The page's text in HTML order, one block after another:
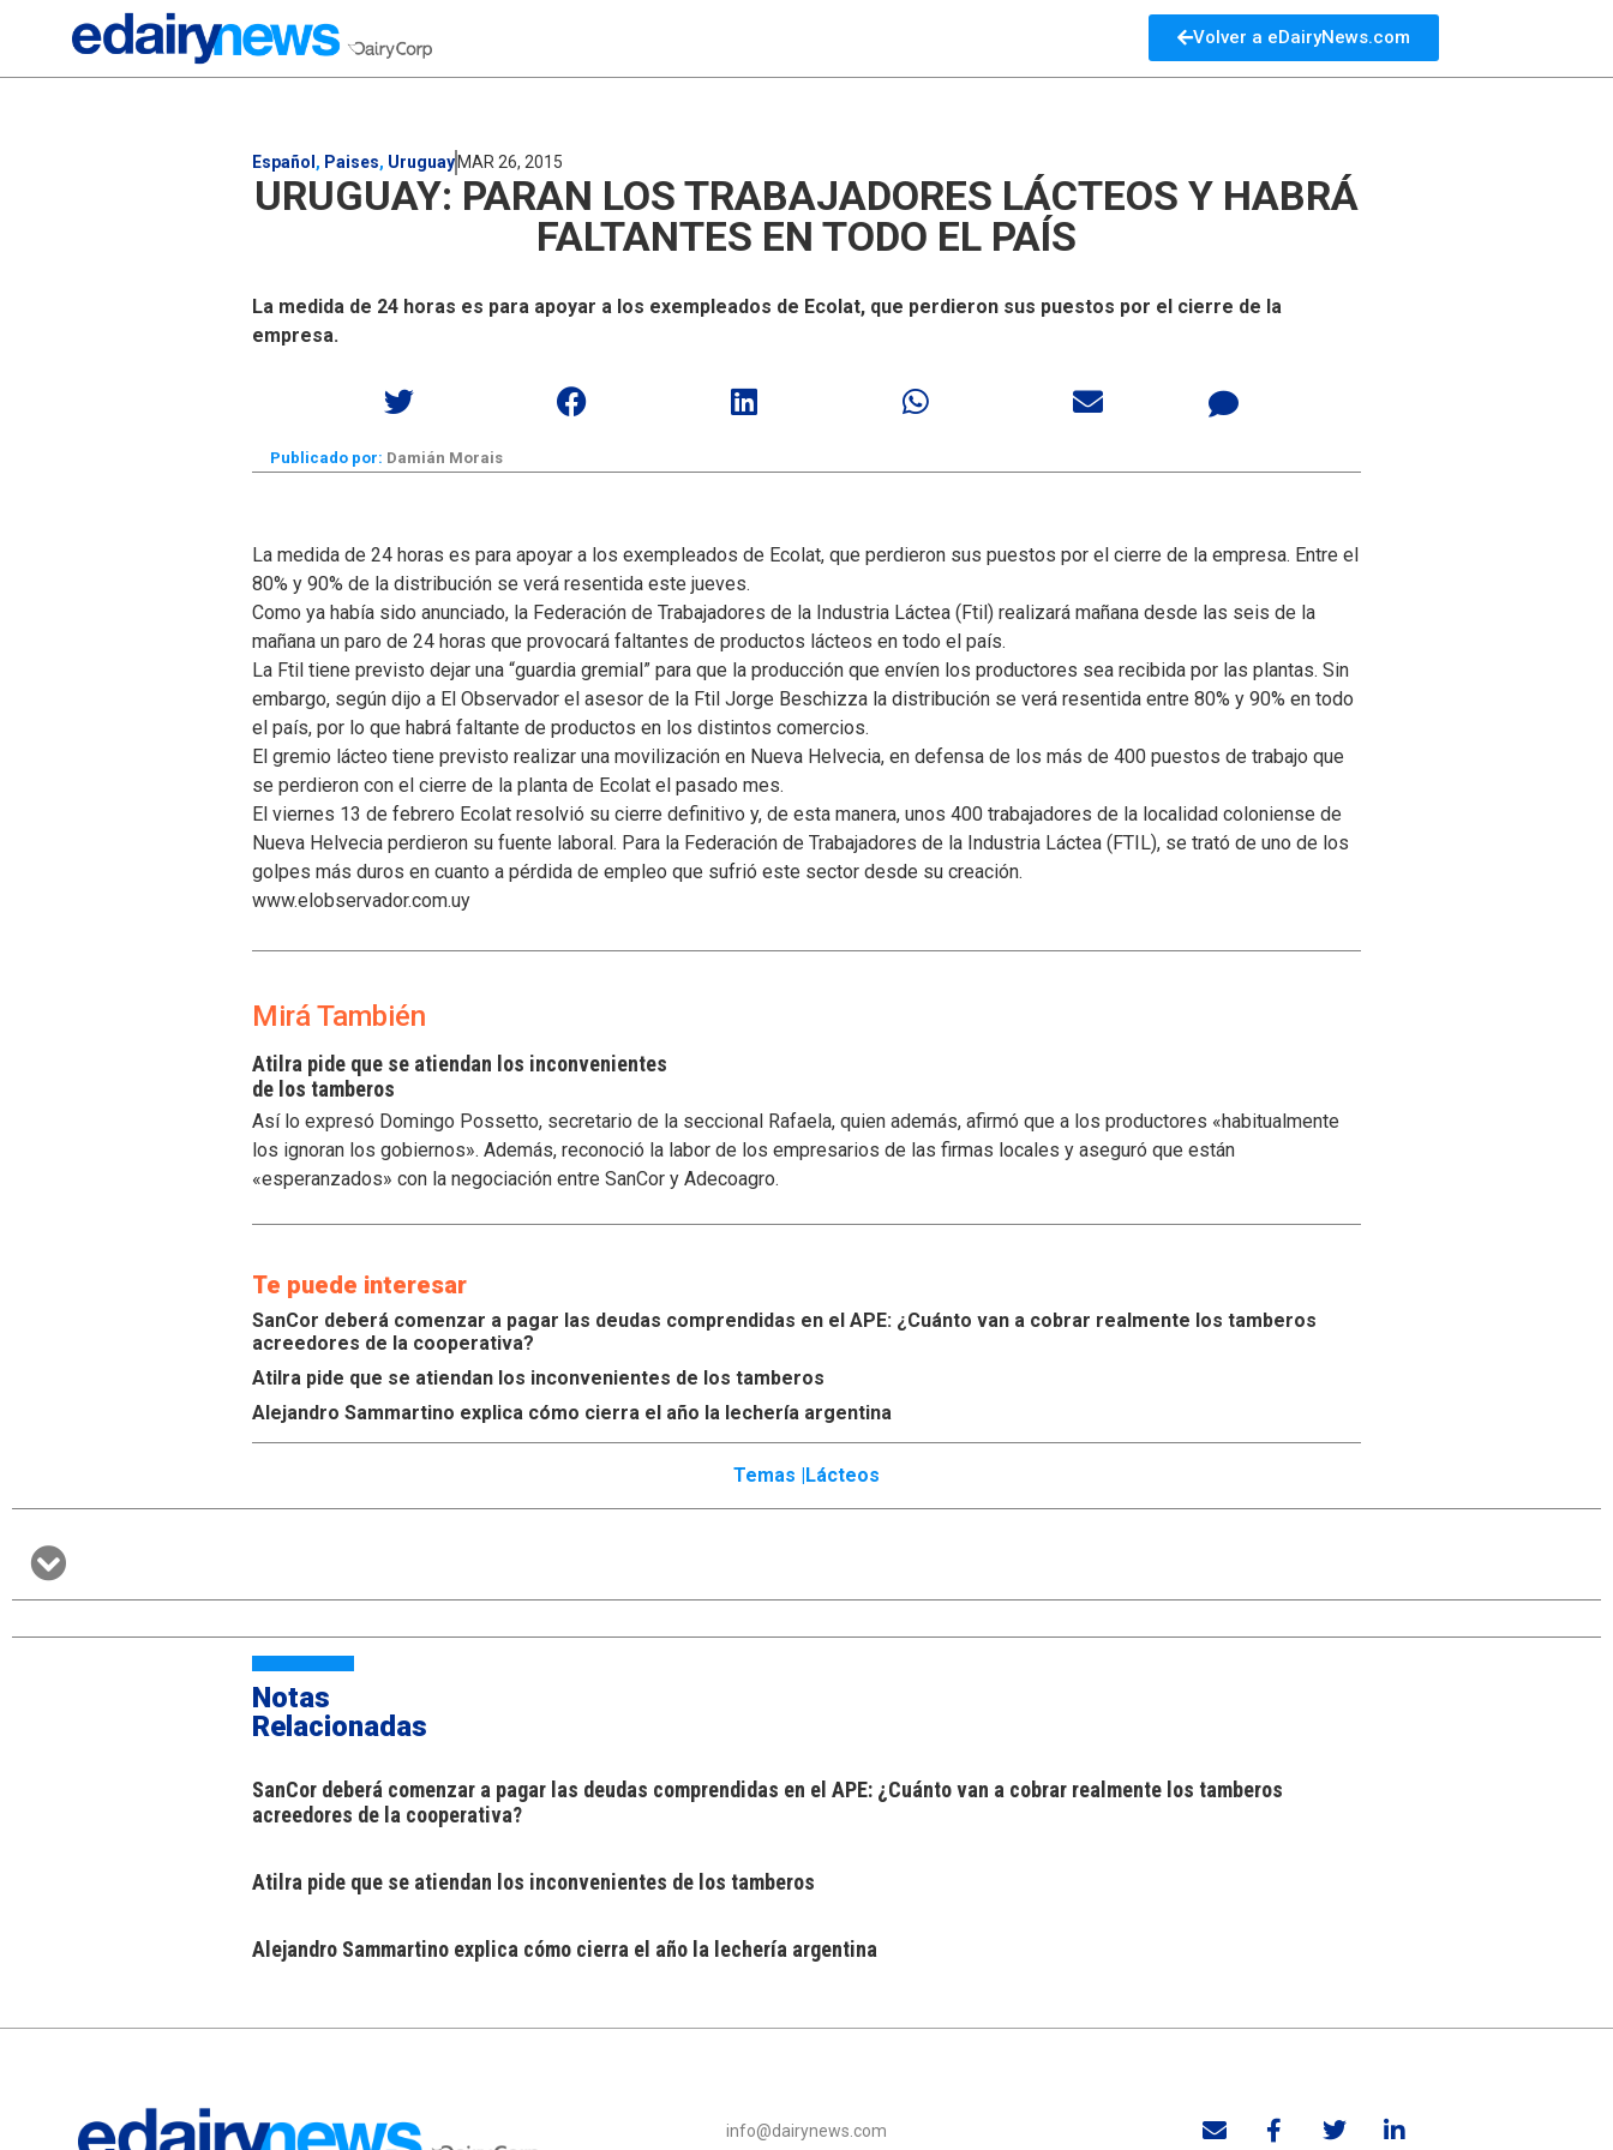
Volver a eDairyNews.com
Español , Paises, Uruguay MAR 26, 2015
URUGUAY: PARAN LOS TRABAJADORES LÁCTEOS Y HABRÁ
FALTANTES EN TODO EL PAÍS
La medida de 24 horas es para apoyar a los exempleados de Ecolat, que perdieron sus puestos por el cierre de la
empresa.
Publicado por: Damián Morais
La medida de 24 horas es para apoyar a los exempleados de Ecolat, que perdieron sus puestos por el cierre de la empresa. Entre el
80% y 90% de la distribución se verá resentida este jueves.
Como ya había sido anunciado, la Federación de Trabajadores de la Industria Láctea (Ftil) realizará mañana desde las seis de la
mañana un paro de 24 horas que provocará faltantes de productos lácteos en todo el país.
La Ftil tiene previsto dejar una “guardia gremial” para que la producción que envíen los productores sea recibida por las plantas. Sin
embargo, según dijo a El Observador el asesor de la Ftil Jorge Beschizza la distribución se verá resentida entre 80% y 90% en todo
el país, por lo que habrá faltante de productos en los distintos comercios.
El gremio lácteo tiene previsto realizar una movilización en Nueva Helvecia, en defensa de los más de 400 puestos de trabajo que
se perdieron con el cierre de la planta de Ecolat el pasado mes.
El viernes 13 de febrero Ecolat resolvió su cierre definitivo y, de esta manera, unos 400 trabajadores de la localidad coloniense de
Nueva Helvecia perdieron su fuente laboral. Para la Federación de Trabajadores de la Industria Láctea (FTIL), se trató de uno de los
golpes más duros en cuanto a pérdida de empleo que sufrió este sector desde su creación.
www.elobservador.com.uy
Mirá También
Atilra pide que se atiendan los inconvenientes
de los tamberos
Así lo expresó Domingo Possetto, secretario de la seccional Rafaela, quien además, afirmó que a los productores «habitualmente
los ignoran los gobiernos». Además, reconoció la labor de los empresarios de las firmas locales y aseguró que están
«esperanzados» con la negociación entre SanCor y Adecoagro.
Te puede interesar
SanCor deberá comenzar a pagar las deudas comprendidas en el APE: ¿Cuánto van a cobrar realmente los tamberos
acreedores de la cooperativa?
Atilra pide que se atiendan los inconvenientes de los tamberos
Alejandro Sammartino explica cómo cierra el año la lechería argentina
Temas | Lácteos
Notas
Relacionadas
SanCor deberá comenzar a pagar las deudas comprendidas en el APE: ¿Cuánto van a cobrar realmente los tamberos
acreedores de la cooperativa?
Atilra pide que se atiendan los inconvenientes de los tamberos
Alejandro Sammartino explica cómo cierra el año la lechería argentina
info@dairynews.com